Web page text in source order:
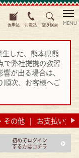
仮申込 お電話 空き検索
生した、熊本県熊
で弊社提携の教習
が出る場合は、
順次、お客様へご
その他 お支払い方法
初めてログイン
する方はコチラ
MENU